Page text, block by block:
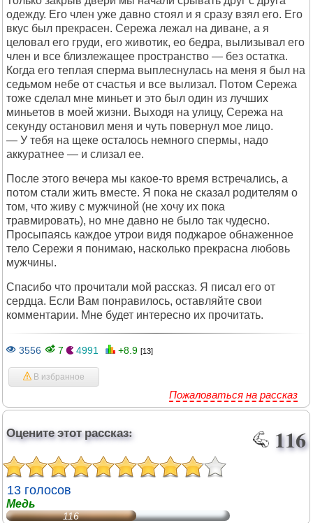
одежду. Его член уже давно стоял и я сразу взял его. Его
вкус был прекрасен. Сережа лежал на диване, а я
целовал его груди, его животик, ео бедра, вылизывал его
член и все близлежащее пространство — без остатка.
Когда его теплая сперма выплеснулась на меня я был на
седьмом небе от счастья и все вылизал. Потом Сережа
тоже сделал мне миньет и это был один из лучших
миньетов в моей жизни. Выходя на улицу, Сережа на
секунду остановил меня и чуть повернул мое лицо.
— У тебя на щеке осталось немного спермы, надо
аккуратнее — и слизал ее.
После этого вечера мы какое-то время встречались, а
потом стали жить вместе. Я пока не сказал родителям о
том, что живу с мужчиной (не хочу их пока
травмировать), но мне давно не было так чудесно.
Просыпаясь каждое утрои видя поджарое обнаженное
тело Сережи я понимаю, насколько прекрасна любовь
мужчины.
Спасибо что прочитали мой рассказ. Я писал его от
сердца. Если Вам понравилось, оставляйте свои
комментарии. Мне будет интересно их прочитать.
3556 7 4991 +8.9 [13]
В избранное
Пожаловаться на рассказ
Оцените этот рассказ: 116
13 голосов
Медь
116